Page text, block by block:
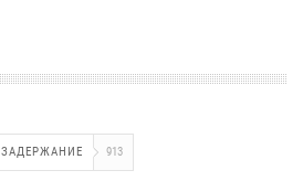
ЗАДЕРЖАНИЕ 913